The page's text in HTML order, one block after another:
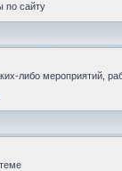
по сайту
либо мероприятий,